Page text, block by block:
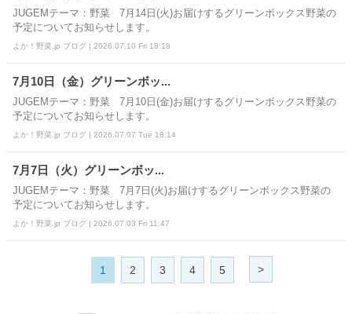
JUGEMテーマ：野菜 7月14日(火)お届けするグリーンボックス野菜の
予定についてお知らせします。
よか！野菜.jp ブログ | 2026.07.10 Fri 18:18
7月10日（金）グリーンボッ...
JUGEMテーマ：野菜 7月10日(金)お届けするグリーンボックス野菜の
予定についてお知らせします。
よか！野菜.jp ブログ | 2026.07.07 Tue 18:14
7月7日（火）グリーンボッ...
JUGEMテーマ：野菜 7月7日(火)お届けするグリーンボックス野菜の
予定についてお知らせします。
よか！野菜.jp ブログ | 2026.07.03 Fri 11:47
1 2 3 4 5 >